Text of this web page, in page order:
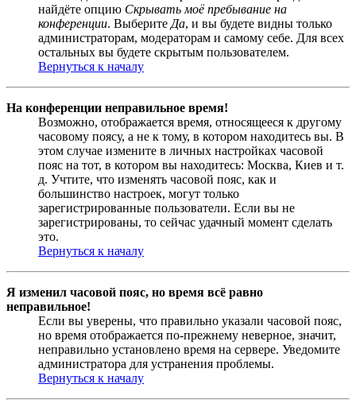
найдёте опцию Скрывать моё пребывание на
конференции. Выберите Да, и вы будете видны только
администраторам, модераторам и самому себе. Для всех
остальных вы будете скрытым пользователем.
Вернуться к началу
На конференции неправильное время!
Возможно, отображается время, относящееся к другому
часовому поясу, а не к тому, в котором находитесь вы. В
этом случае измените в личных настройках часовой
пояс на тот, в котором вы находитесь: Москва, Киев и т.
д. Учтите, что изменять часовой пояс, как и
большинство настроек, могут только
зарегистрированные пользователи. Если вы не
зарегистрированы, то сейчас удачный момент сделать
это.
Вернуться к началу
Я изменил часовой пояс, но время всё равно
неправильное!
Если вы уверены, что правильно указали часовой пояс,
но время отображается по-прежнему неверное, значит,
неправильно установлено время на сервере. Уведомите
администратора для устранения проблемы.
Вернуться к началу